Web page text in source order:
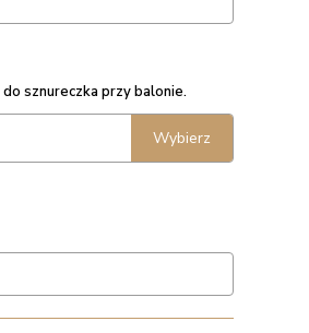
sznureczka przy balonie.
Wybierz